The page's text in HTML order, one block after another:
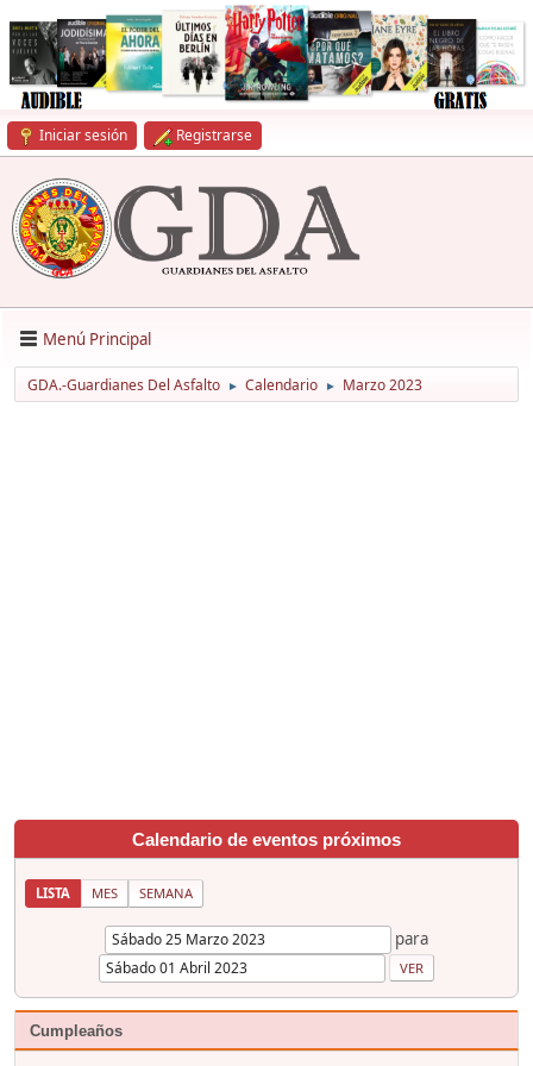
Iniciar sesión Registrarse
Menú Principal
GDA.-Guardianes Del Asfalto ► Calendario ► Marzo 2023
Calendario de eventos próximos
LISTA MES SEMANA
para
Cumpleaños